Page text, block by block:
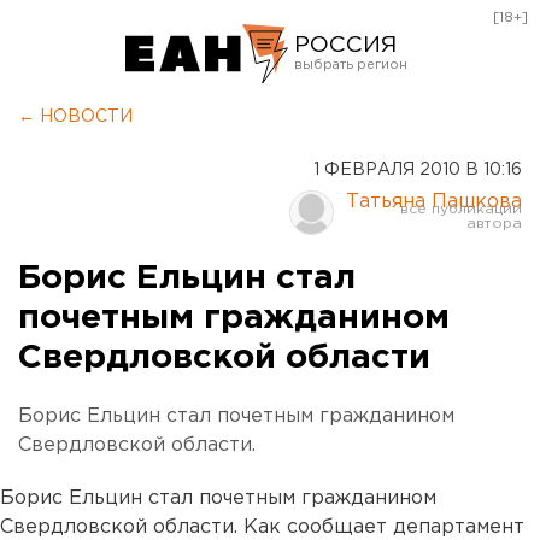
РОССИЯ
Курган
Оренбург
[18+]
← НОВОСТИ
1 ФЕВРАЛЯ 2010 В 10:16
Татьяна Пашкова
Борис Ельцин стал
почетным гражданином
Свердловской области
Борис Ельцин стал почетным гражданином
Свердловской области.
Борис Ельцин стал почетным гражданином
Свердловской области. Как сообщает департамент